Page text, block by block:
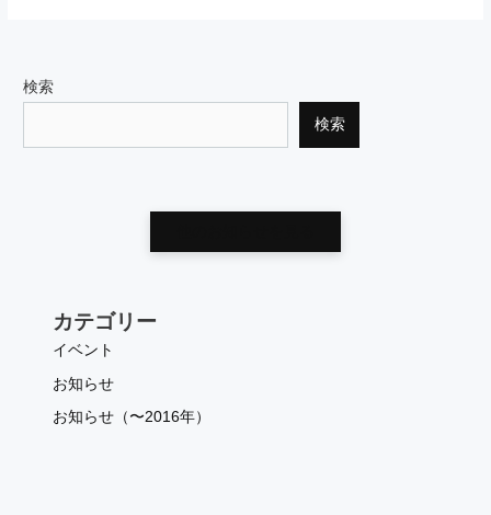
検索
検索
カテゴリー
イベント
お知らせ
お知らせ（〜2016年）